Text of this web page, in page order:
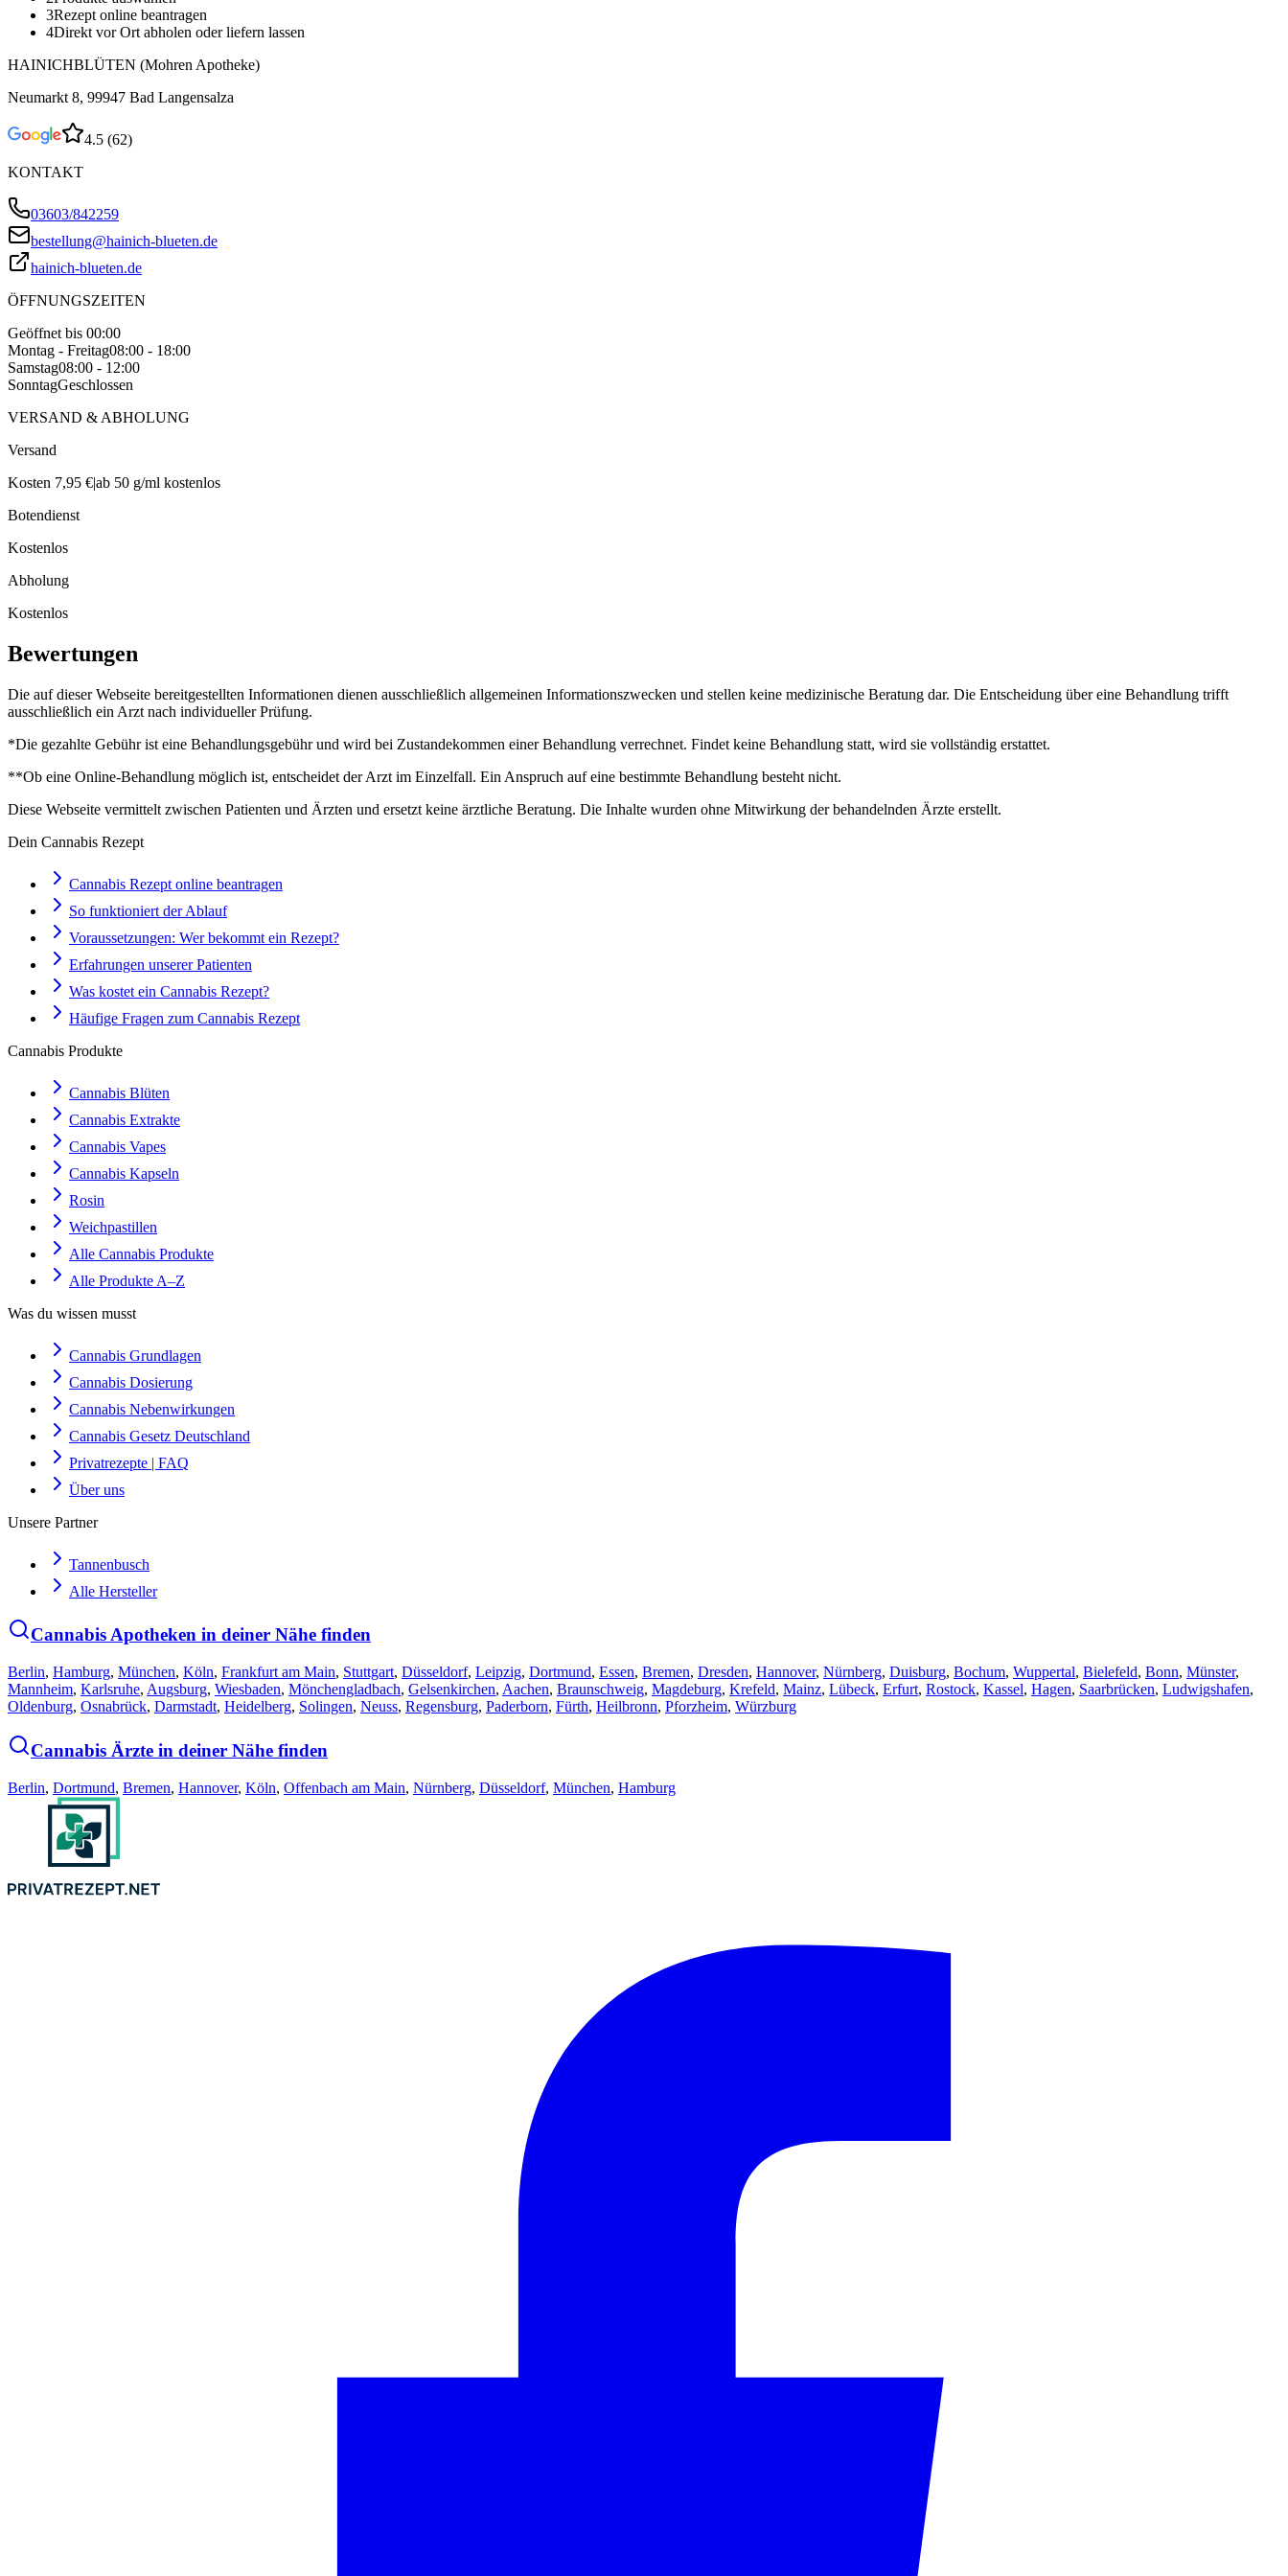
3Rezept online beantragen
4Direkt vor Ort abholen oder liefern lassen
HAINICHBLÜTEN (Mohren Apotheke)
Neumarkt 8, 99947 Bad Langensalza
4.5 (62)
KONTAKT
03603/842259
bestellung@hainich-blueten.de
hainich-blueten.de
ÖFFNUNGSZEITEN
Geöffnet bis 00:00
Montag - Freitag08:00 - 18:00
Samstag08:00 - 12:00
SonntagGeschlossen
VERSAND & ABHOLUNG
Versand
Kosten 7,95 €|ab 50 g/ml kostenlos
Botendienst
Kostenlos
Abholung
Kostenlos
Bewertungen
Die auf dieser Webseite bereitgestellten Informationen dienen ausschließlich allgemeinen Informationszwecken und stellen keine medizinische Beratung dar. Die Entscheidung über eine Behandlung trifft
ausschließlich ein Arzt nach individueller Prüfung.
*Die gezahlte Gebühr ist eine Behandlungsgebühr und wird bei Zustandekommen einer Behandlung verrechnet. Findet keine Behandlung statt, wird sie vollständig erstattet.
**Ob eine Online-Behandlung möglich ist, entscheidet der Arzt im Einzelfall. Ein Anspruch auf eine bestimmte Behandlung besteht nicht.
Diese Webseite vermittelt zwischen Patienten und Ärzten und ersetzt keine ärztliche Beratung. Die Inhalte wurden ohne Mitwirkung der behandelnden Ärzte erstellt.
Dein Cannabis Rezept
Cannabis Rezept online beantragen
So funktioniert der Ablauf
Voraussetzungen: Wer bekommt ein Rezept?
Erfahrungen unserer Patienten
Was kostet ein Cannabis Rezept?
Häufige Fragen zum Cannabis Rezept
Cannabis Produkte
Cannabis Blüten
Cannabis Extrakte
Cannabis Vapes
Cannabis Kapseln
Rosin
Weichpastillen
Alle Cannabis Produkte
Alle Produkte A–Z
Was du wissen musst
Cannabis Grundlagen
Cannabis Dosierung
Cannabis Nebenwirkungen
Cannabis Gesetz Deutschland
Privatrezepte | FAQ
Über uns
Unsere Partner
Tannenbusch
Alle Hersteller
Cannabis Apotheken in deiner Nähe finden
Berlin, Hamburg, München, Köln, Frankfurt am Main, Stuttgart, Düsseldorf, Leipzig, Dortmund, Essen, Bremen, Dresden, Hannover, Nürnberg, Duisburg, Bochum, Wuppertal, Bielefeld, Bonn, Münster,
Mannheim, Karlsruhe, Augsburg, Wiesbaden, Mönchengladbach, Gelsenkirchen, Aachen, Braunschweig, Magdeburg, Krefeld, Mainz, Lübeck, Erfurt, Rostock, Kassel, Hagen, Saarbrücken, Ludwigshafen,
Oldenburg, Osnabrück, Darmstadt, Heidelberg, Solingen, Neuss, Regensburg, Paderborn, Fürth, Heilbronn, Pforzheim, Würzburg
Cannabis Ärzte in deiner Nähe finden
Berlin, Dortmund, Bremen, Hannover, Köln, Offenbach am Main, Nürnberg, Düsseldorf, München, Hamburg